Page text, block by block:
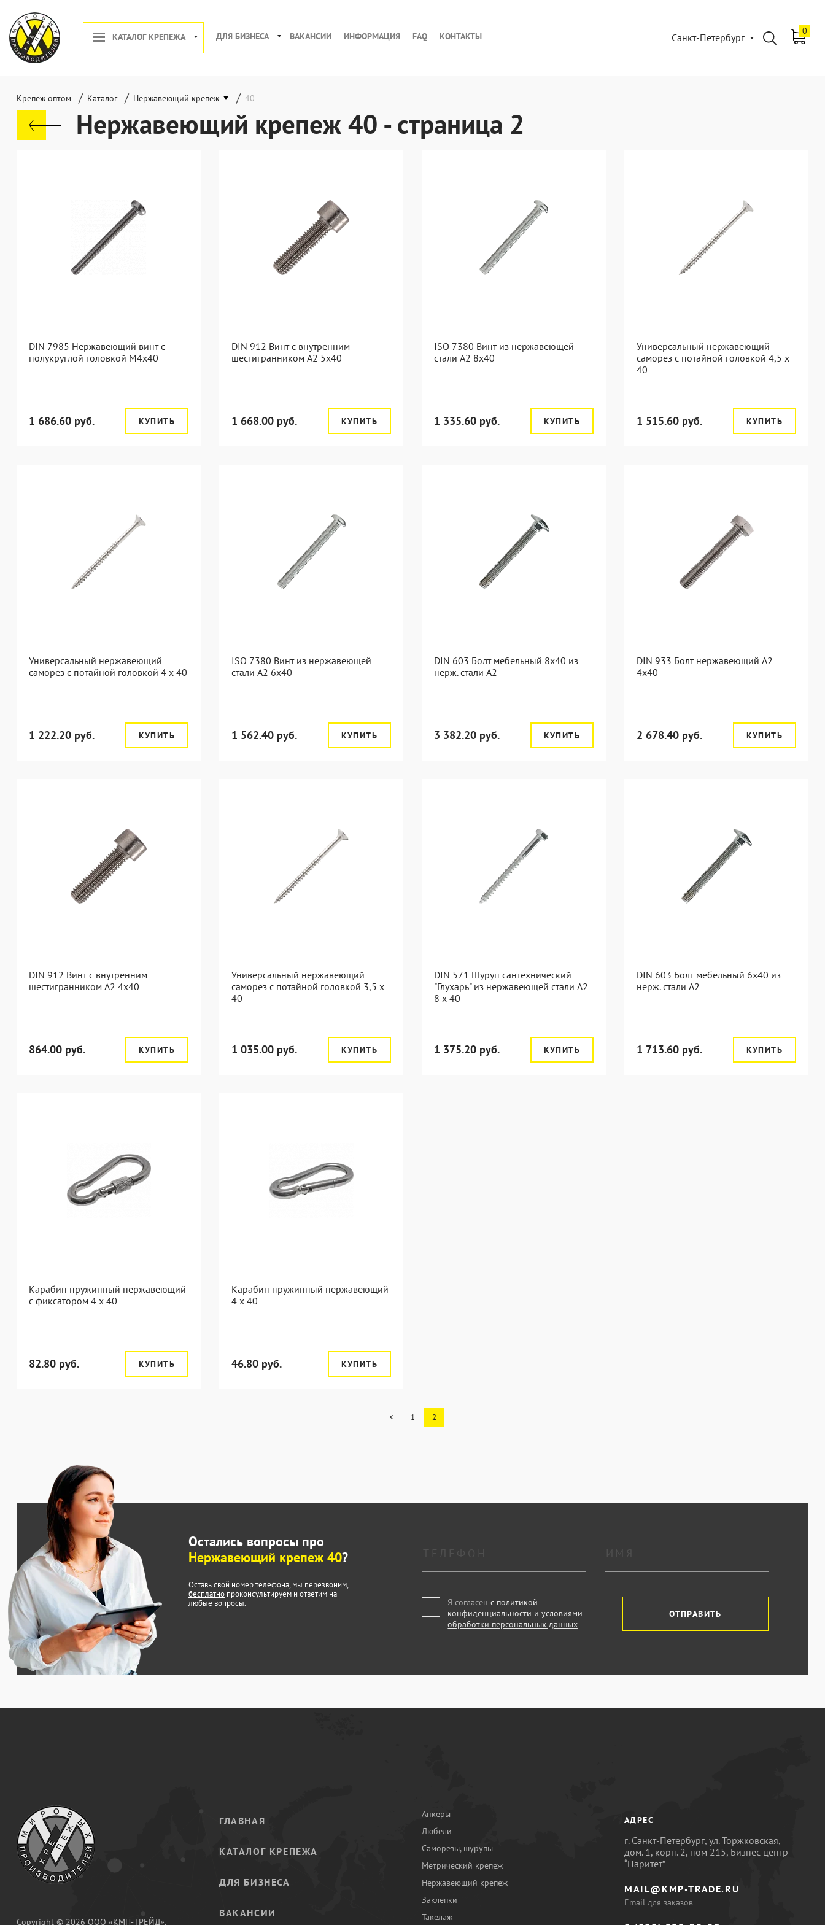
КАТАЛОГ КРЕПЕЖА ДЛЯ БИЗНЕСА ВАКАНСИИ ИНФОРМАЦИЯ FAQ КОНТАКТЫ Санкт-Петербург
0
Крепёж оптом / Каталог / Нержавеющий крепеж / 40
Нержавеющий крепеж 40 - страница 2
DIN 7985 Нержавеющий винт с
полукруглой головкой М4х40
1 686.60 руб. КУПИТЬ
DIN 912 Винт с внутренним
шестигранником А2 5х40
1 668.00 руб. КУПИТЬ
ISO 7380 Винт из нержавеющей
стали А2 8х40
1 335.60 руб. КУПИТЬ
Универсальный нержавеющий
саморез с потайной головкой 4,5 x
40
1 515.60 руб. КУПИТЬ
Универсальный нержавеющий
саморез с потайной головкой 4 x 40
1 222.20 руб. КУПИТЬ
ISO 7380 Винт из нержавеющей
стали А2 6х40
1 562.40 руб. КУПИТЬ
DIN 603 Болт мебельный 8х40 из
нерж. стали А2
3 382.20 руб. КУПИТЬ
DIN 933 Болт нержавеющий А2
4х40
2 678.40 руб. КУПИТЬ
DIN 912 Винт с внутренним
шестигранником А2 4х40
864.00 руб. КУПИТЬ
Универсальный нержавеющий
саморез с потайной головкой 3,5 x
40
1 035.00 руб. КУПИТЬ
DIN 571 Шуруп сантехнический
"Глухарь" из нержавеющей стали А2
8 x 40
1 375.20 руб. КУПИТЬ
DIN 603 Болт мебельный 6х40 из
нерж. стали А2
1 713.60 руб. КУПИТЬ
Карабин пружинный нержавеющий
с фиксатором 4 х 40
82.80 руб. КУПИТЬ
Карабин пружинный нержавеющий
4 х 40
46.80 руб. КУПИТЬ
< 1 2
Остались вопросы про
Нержавеющий крепеж 40?
Оставь свой номер телефона, мы перезвоним,
бесплатно проконсультируем и ответим на
любые вопросы.
Я согласенс политикой
конфиденциальности и условиями
обработки персональных данных
ОТПРАВИТЬ
Copyright © 2026 ООО «КМП-ТРЕЙД».
ГЛАВНАЯ
КАТАЛОГ КРЕПЕЖА
ДЛЯ БИЗНЕСА
ВАКАНСИИ
Анкеры
Дюбели
Саморезы, шурупы
Метрический крепеж
Нержавеющий крепеж
Заклепки
Такелаж
АДРЕС
г. Санкт-Петербург, ул. Торжковская,
дом. 1, корп. 2, пом 215, Бизнес центр
“Паритет”
MAIL@KMP-TRADE.RU
Email для заказов